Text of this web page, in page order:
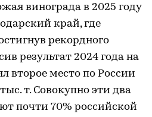
винограда в 2025 году
край, где
рекордного
результат 2024 года на
второе место по России
т. Совокупно эти два
почти 70% российской